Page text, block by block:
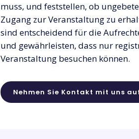
muss, und feststellen, ob
Zugang zur Veranstaltung zu
sind entscheidend für die
und gewährleisten, dass nur
Veranstaltung besuchen können.
Nehmen Sie Kontakt mit uns